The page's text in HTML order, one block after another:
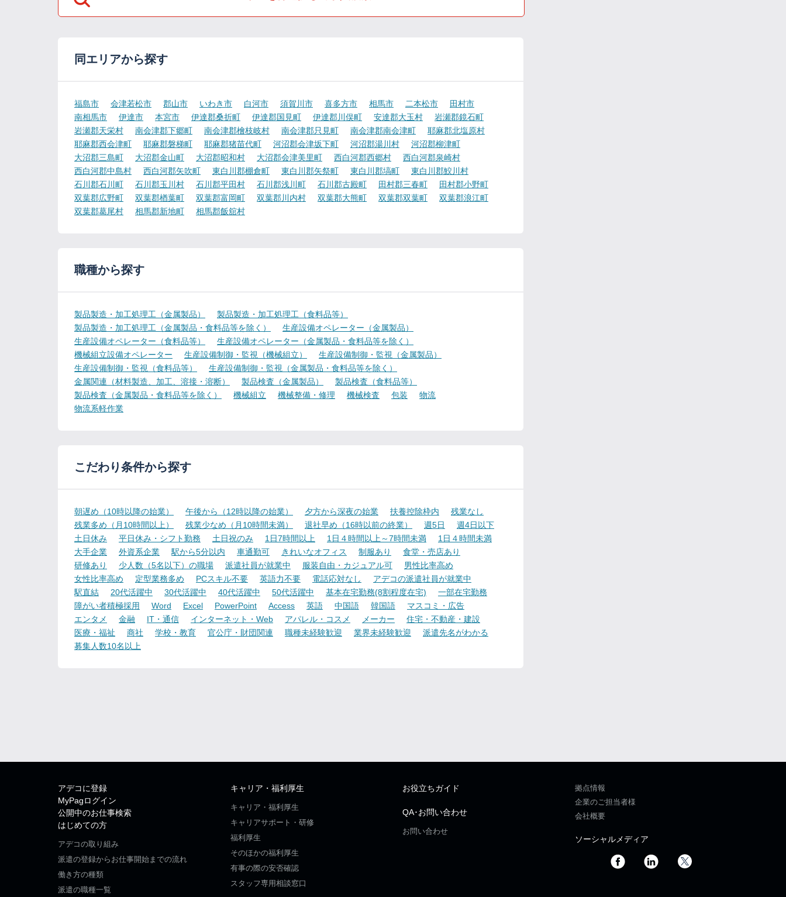
同エリアから探す
福島市 会津若松市 郡山市 いわき市 白河市 須賀川市 喜多方市 相馬市 二本松市
田村市
南相馬市
伊達市 本宮市 伊達郡桑折町 伊達郡国見町 伊達郡川俣町 安達郡大玉村
岩瀬郡鏡石町
岩瀬郡天栄村
南会津郡下郷町 南会津郡檜枝岐村 南会津郡只見町 南会津郡南会津町
耶麻郡北塩原村
耶麻郡西会津町
耶麻郡磐梯町 耶麻郡猪苗代町 河沼郡会津坂下町 河沼郡湯川村
河沼郡柳津町
大沼郡三島町
大沼郡金山町 大沼郡昭和村 大沼郡会津美里町 西白河郡西郷村
西白河郡泉崎村
西白河郡中島村
西白河郡矢吹町 東白川郡棚倉町 東白川郡矢祭町 東白川郡塙町
東白川郡鮫川村
石川郡石川町
石川郡玉川村 石川郡平田村 石川郡浅川町 石川郡古殿町 田村郡三春町
田村郡小野町
双葉郡広野町
双葉郡楢葉町 双葉郡富岡町 双葉郡川内村 双葉郡大熊町 双葉郡双葉町
双葉郡浪江町
双葉郡葛尾村
相馬郡新地町 相馬郡飯舘村
職種から探す
製品製造・加工処理工（金属製品）
製品製造・加工処理工（食料品等）
製品製造・加工処理工（金属製品・食料品等を除く）
生産設備オペレーター（金属製品）
生産設備オペレーター（食料品等）
生産設備オペレーター（金属製品・食料品等を除く）
機械組立設備オペレーター
生産設備制御・監視（機械組立）
生産設備制御・監視（金属製品）
生産設備制御・監視（食料品等）
生産設備制御・監視（金属製品・食料品等を除く）
金属関連（材料製造、加工、溶接・溶断）
製品検査（金属製品）
製品検査（食料品等）
製品検査（金属製品・食料品等を除く）
機械組立 機械整備・修理 機械検査 包装
物流
物流系軽作業
こだわり条件から探す
朝遅め（10時以降の始業） 午後から（12時以降の始業） 夕方から深夜の始業 扶養控除枠内
残業なし
残業多め（月10時間以上）
残業少なめ（月10時間未満） 退社早め（16時以前の終業） 週5日
週4日以下
土日休み
平日休み・シフト勤務 土日祝のみ 1日7時間以上 1日４時間以上～7時間未満
1日４時間未満
大手企業
外資系企業 駅から5分以内 車通勤可 きれいなオフィス 制服あり
食堂・売店あり
研修あり
少人数（5名以下）の職場 派遣社員が就業中 服装自由・カジュアル可
男性比率高め
女性比率高め
定型業務多め PCスキル不要 英語力不要 電話応対なし
アデコの派遣社員が就業中
駅直結
20代活躍中 30代活躍中 40代活躍中 50代活躍中 基本在宅勤務(8割程度在宅)
一部在宅勤務
障がい者積極採用
Word Excel PowerPoint Access 英語 中国語 韓国語
マスコミ・広告
エンタメ
金融 IT・通信 インターネット・Web アパレル・コスメ メーカー
住宅・不動産・建設
医療・福祉
商社 学校・教育 官公庁・財団関連 職種未経験歓迎 業界未経験歓迎
派遣先名がわかる
募集人数10名以上
アデコに登録
MyPagログイン
公開中のお仕事検索
はじめての方
アデコの取り組み
派遣の登録からお仕事開始までの流れ
働き方の種類
派遣の職種一覧
キャリア・福利厚生
キャリア・福利厚生
キャリアサポート・研修
福利厚生
そのほかの福利厚生
有事の際の安否確認
スタッフ専用相談窓口
お役立ちガイド
QA･お問い合わせ
お問い合わせ
拠点情報
企業のご担当者様
会社概要
ソーシャルメディア